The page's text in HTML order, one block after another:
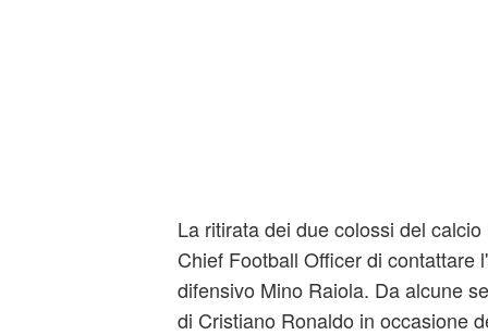
La ritirata dei due colossi del
Chief Football Officer di contattare
difensivo Mino Raiola. Da alcune
di Cristiano Ronaldo in occasione